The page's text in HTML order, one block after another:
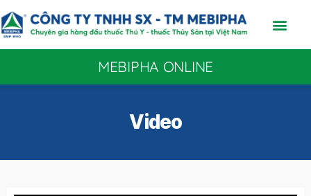
MEBIPHA ONLINE
Video